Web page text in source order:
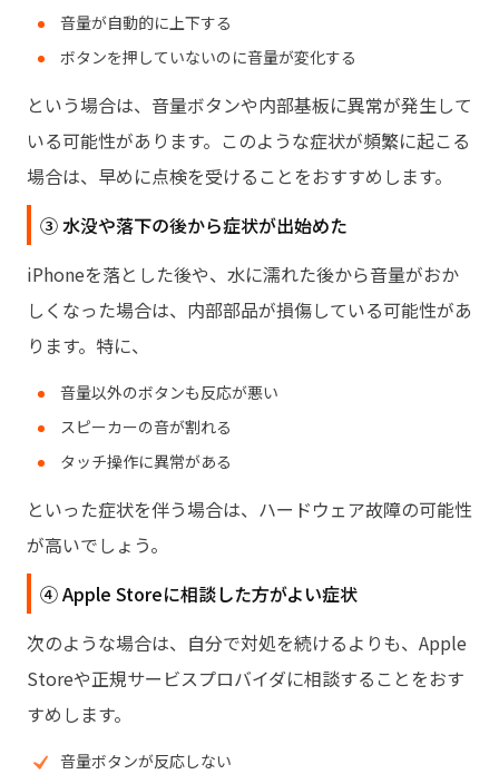
音量が自動的に上下する
ボタンを押していないのに音量が変化する
という場合は、音量ボタンや内部基板に異常が発生して
いる可能性があります。このような症状が頻繁に起こる
場合は、早めに点検を受けることをおすすめします。
③ 水没や落下の後から症状が出始めた
iPhoneを落とした後や、水に濡れた後から音量がおか
しくなった場合は、内部部品が損傷している可能性があ
ります。特に、
音量以外のボタンも反応が悪い
スピーカーの音が割れる
タッチ操作に異常がある
といった症状を伴う場合は、ハードウェア故障の可能性
が高いでしょう。
④ Apple Storeに相談した方がよい症状
次のような場合は、自分で対処を続けるよりも、Apple
Storeや正規サービスプロバイダに相談することをおす
すめします。
音量ボタンが反応しない